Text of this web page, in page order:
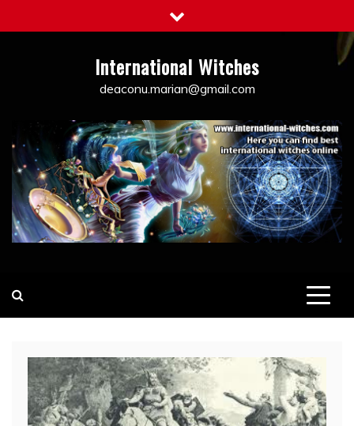
to
International Witches
deaconu.marian@gmail.com